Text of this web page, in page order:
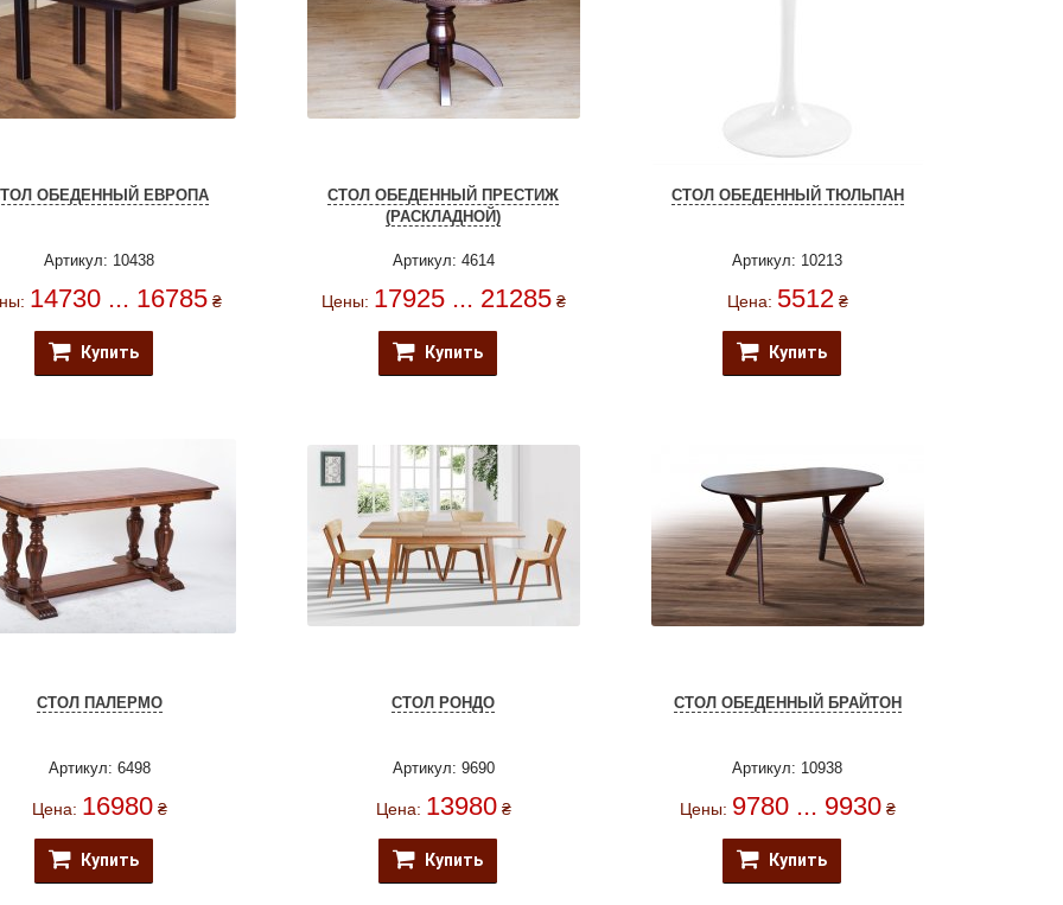
ОБЕДЕННЫЙ ЕВРОПА
Артикул: 10438
14730 ... 16785 ₴
Купить
СТОЛ ОБЕДЕННЫЙ ПРЕСТИЖ
(РАСКЛАДНОЙ)
Артикул: 4614
Цены: 17925 ... 21285 ₴
Купить
СТОЛ ОБЕДЕННЫЙ ТЮЛЬПАН
Артикул: 10213
Цена: 5512 ₴
Купить
СТОЛ ПАЛЕРМО
Артикул: 6498
Цена: 16980 ₴
Купить
СТОЛ РОНДО
Артикул: 9690
Цена: 13980 ₴
Купить
СТОЛ ОБЕДЕННЫЙ БРАЙТОН
Артикул: 10938
Цены: 9780 ... 9930 ₴
Купить